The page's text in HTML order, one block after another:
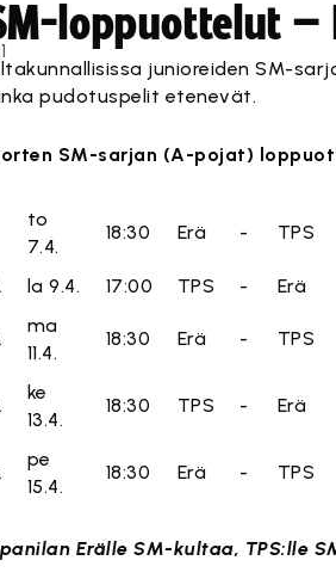
loppuottelut –
junioreiden SM-
pudotuspelit etenevät.
SM-sarjan (A-pojat)
to
7.4.
18:30 Erä - TPS
la 9.4. 17:00 TPS - Erä
ma
11.4.
18:30 Erä - TPS
ke
13.4.
18:30 TPS - Erä
pe
15.4.
18:30 Erä - TPS
Erälle SM-kultaa, TPS:lle